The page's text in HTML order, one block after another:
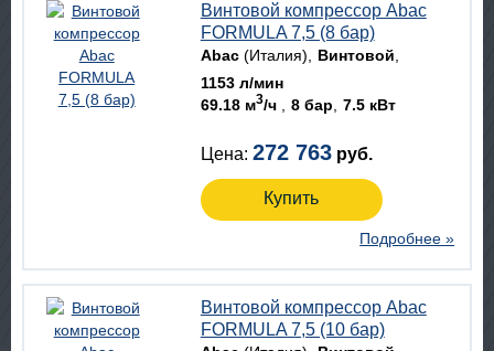
Винтовой компрессор Abac
FORMULA 7,5 (8 бар)
Abac(Италия)
Винтовой
1153 л/мин
69.18 м3/ч 8 бар 7.5 кВт
Цена: 272 763 руб.
Купить
Подробнее »
Винтовой компрессор Abac
FORMULA 7,5 (10 бар)